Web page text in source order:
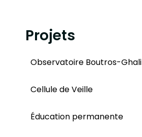
Projets
Observatoire Boutros-Ghali
Cellule de Veille
Éducation permanente